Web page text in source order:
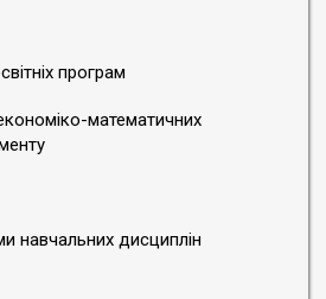
програм
математичних
навчальних дисциплін